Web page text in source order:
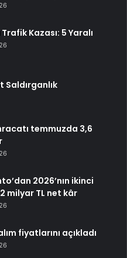
Kazası: 5 Yaralı
Saldırganlık
temmuzda 3,6
2026’nın ikinci
milyar TL net kâr
fiyatlarını açıkladı